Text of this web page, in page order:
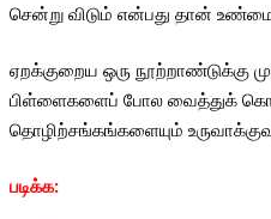
சென்று விடும் என்பது தான்
ஏறக்குறைய ஒரு நூற்றாண்டுக்கு
பிள்ளைகளைப் போல வைத்துக்
தொழிற்சங்கங்களையும்
படிக்க: